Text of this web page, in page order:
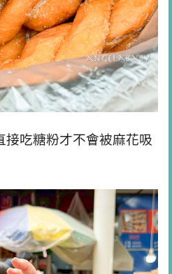
接吃糖粉才不會被麻花吸